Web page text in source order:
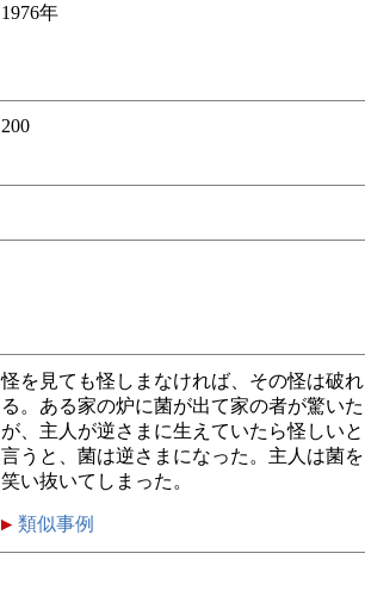
1976年
200
怪を見ても怪しまなければ、その怪は破れ
る。ある家の炉に菌が出て家の者が驚いた
が、主人が逆さまに生えていたら怪しいと
言うと、菌は逆さまになった。主人は菌を
笑い抜いてしまった。
類似事例